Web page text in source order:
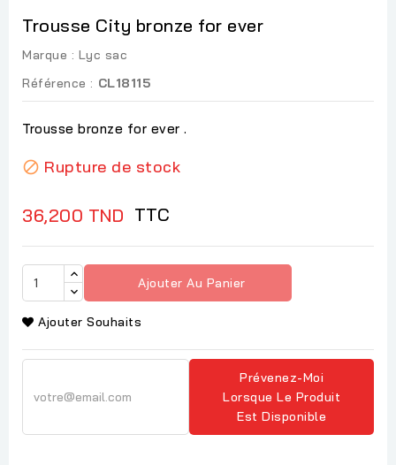
Trousse City bronze for ever
Marque : Lyc sac
Référence : CL18115
Trousse bronze for ever .
 Rupture de stock
36,200 TND TTC
Ajouter Au Panier
Ajouter Souhaits
Prévenez-Moi
Lorsque Le Produit
Est Disponible